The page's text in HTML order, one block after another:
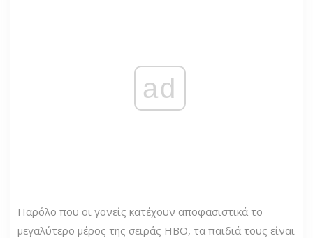
ad
Παρόλο που οι γονείς κατέχουν αποφασιστικά το
μεγαλύτερο μέρος της σειράς HBO, τα παιδιά τους είναι